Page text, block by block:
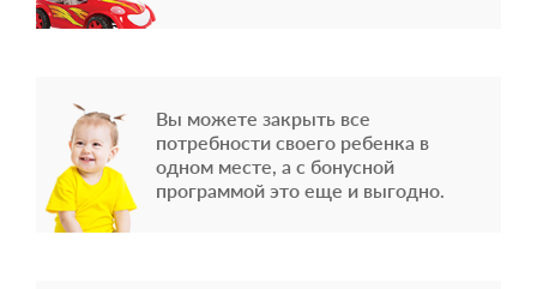
Вы можете закрыть все
потребности своего ребенка в
одном месте, а с бонусной
программой это еще и выгодно.